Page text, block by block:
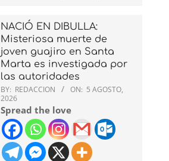
NACIÓ EN DIBULLA:
Misteriosa muerte de
joven guajiro en Santa
Marta es investigada por
las autoridades
BY: REDACCION ON: 5 AGOSTO,
2026
Spread the love